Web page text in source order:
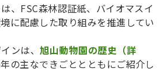
、FSC森林認証紙、バイオマスイ
に配慮した取り組みを推進してい
ンは、旭山動物園の歴史（詳
の主なできごととともにご紹介し